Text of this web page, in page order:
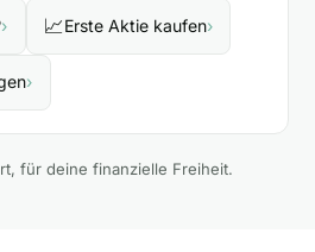
› 📈Erste Aktie kaufen›
›
für deine finanzielle Freiheit.